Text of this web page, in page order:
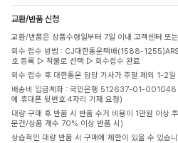
교환/반품 신청
교환/반품은 상품수령일부터 7일 이내 고객센터 또
회수 접수 방법 : CJ대한통운택배(1588-
호 등록 ▷ 착불로 선택 ▷ 회수접수 완료
회수 접수 후 대한통운 담당 기사가 주말 제외 1-2일
배송비 입금계좌 : 국민은행 512637-01-001048
에 휴대폰 뒷번호 4자리 기재 요청)
대량 구매 후 반품 시 반품 수거 비용이 1만원 이상
문건/상품 개수 70% 이상 반품 시)
상습적인 대량 반품 시 구매에 제한이 있을 수 있습니